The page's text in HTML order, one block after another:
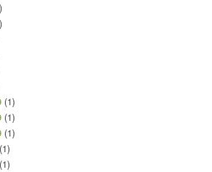
(1)
(1)
(1)
(1)
(1)